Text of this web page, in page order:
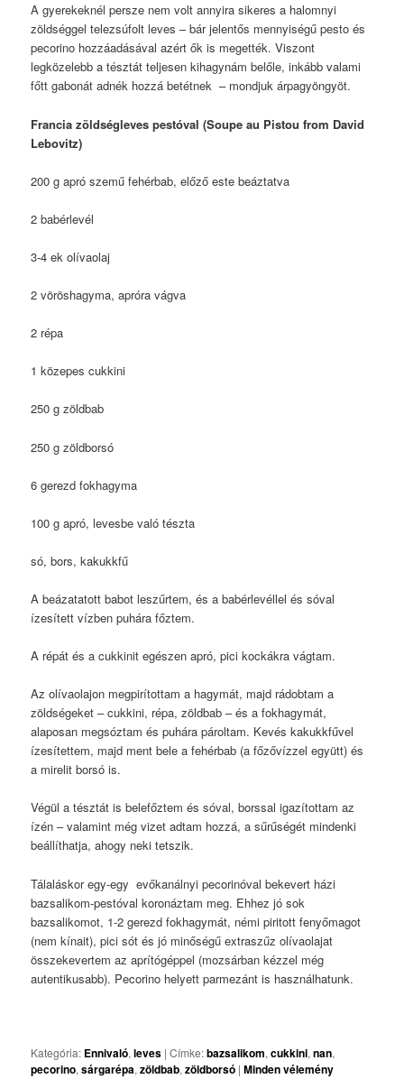
A gyerekeknél persze nem volt annyira sikeres a halomnyi
zöldséggel telezsúfolt leves – bár jelentős mennyiségű pesto és
pecorino hozzáadásával azért ők is megették. Viszont
legközelebb a tésztát teljesen kihagynám belőle, inkább valami
főtt gabonát adnék hozzá betétnek – mondjuk árpagyöngyöt.
Francia zöldségleves pestóval (Soupe au Pistou from David
Lebovitz)
200 g apró szemű fehérbab, előző este beáztatva
2 babérlevél
3-4 ek olívaolaj
2 vöröshagyma, apróra vágva
2 répa
1 közepes cukkini
250 g zöldbab
250 g zöldborsó
6 gerezd fokhagyma
100 g apró, levesbe való tészta
só, bors, kakukkfű
A beázatatott babot leszűrtem, és a babérlevéllel és sóval
ízesített vízben puhára főztem.
A répát és a cukkinit egészen apró, pici kockákra vágtam.
Az olívaolajon megpirítottam a hagymát, majd rádobtam a
zöldségeket – cukkini, répa, zöldbab – és a fokhagymát,
alaposan megsóztam és puhára pároltam. Kevés kakukkfűvel
ízesítettem, majd ment bele a fehérbab (a főzővízzel együtt) és
a mirelit borsó is.
Végül a tésztát is belefőztem és sóval, borssal igazítottam az
ízén – valamint még vizet adtam hozzá, a sűrűségét mindenki
beállíthatja, ahogy neki tetszik.
Tálaláskor egy-egy evőkanálnyi pecorinóval bekevert házi
bazsalikom-pestóval koronáztam meg. Ehhez jó sok
bazsalikomot, 1-2 gerezd fokhagymát, némi piritott fenyőmagot
(nem kínait), pici sót és jó minőségű extraszűz olívaolajat
összekevertem az aprítógéppel (mozsárban kézzel még
autentikusabb). Pecorino helyett parmezánt is használhatunk.
Kategória: Ennivaló,leves |Címke:bazsalikom,cukkini,nan,
pecorino,sárgarépa,zöldbab,zöldborsó |Minden vélemény